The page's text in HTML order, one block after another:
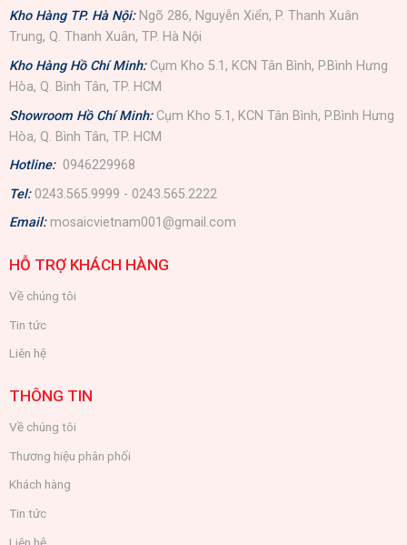
Kho Hàng TP. Hà Nội: Ngõ 286, Nguyễn Xiển, P. Thanh Xuân
Trung, Q. Thanh Xuân, TP. Hà Nội
Kho Hàng Hồ Chí Minh: Cụm Kho 5.1, KCN Tân Bình, P.Bình Hưng
Hòa, Q. Bình Tân, TP. HCM
Showroom Hồ Chí Minh: Cụm Kho 5.1, KCN Tân Bình, P.Bình Hưng
Hòa, Q. Bình Tân, TP. HCM
Hotline: 0946229968
Tel: 0243.565.9999 - 0243.565.2222
Email: mosaicvietnam001@gmail.com
HỖ TRỢ KHÁCH HÀNG
Về chúng tôi
Tin tức
Liên hệ
THÔNG TIN
Về chúng tôi
Thương hiệu phân phối
Khách hàng
Tin tức
Liên hệ